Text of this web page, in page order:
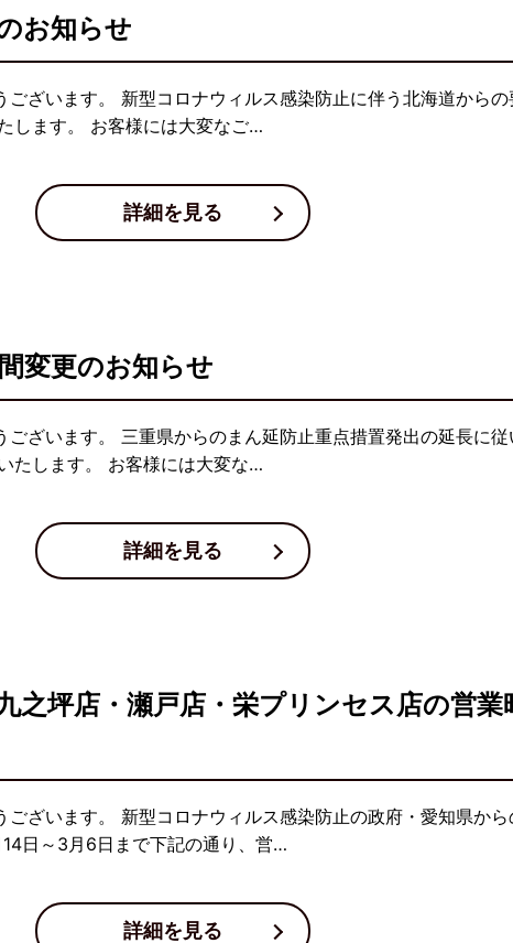
お知らせ
ざいます。 新型コロナウィルス感染防止に伴う北海道から
します。 お客様には大変なご…
詳細を見る
変更のお知らせ
ざいます。 三重県からのまん延防止重点措置発出の延長に
たします。 お客様には大変な…
詳細を見る
之坪店・瀬戸店・栄プリンセス店の営業
ざいます。 新型コロナウィルス感染防止の政府・愛知県か
日～3月6日まで下記の通り、営…
詳細を見る